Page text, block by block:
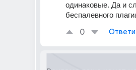
одинаковые. Да и
беспалевного
0